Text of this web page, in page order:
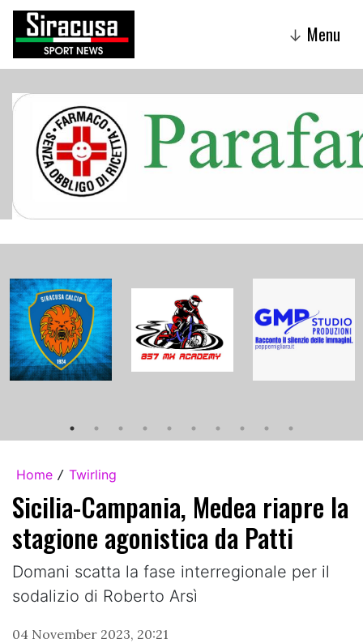
↓ Menu
Home / Twirling
Sicilia-Campania, Medea riapre la
stagione agonistica da Patti
Domani scatta la fase interregionale per il
sodalizio di Roberto Arsì
04 November 2023, 20:21